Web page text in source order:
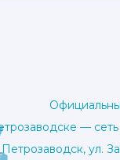
— сеть
Петрозаводск, ул.